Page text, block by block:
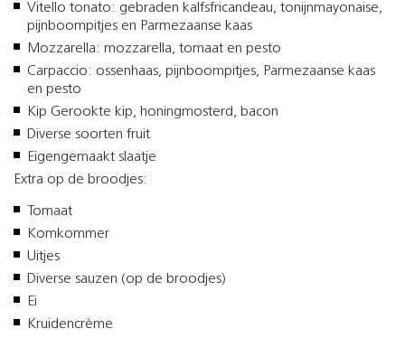
Vitello tonato: gebraden kalfsfricandeau, tonijnmayonaise,
pijnboompitjes en Parmezaanse kaas
Mozzarella: mozzarella, tomaat en pesto
Carpaccio: ossenhaas, pijnboompitjes, Parmezaanse kaas
en pesto
Kip Gerookte kip, honingmosterd, bacon
Diverse soorten fruit
Eigengemaakt slaatje
Extra op de broodjes:
Tomaat
Komkommer
Uitjes
Diverse sauzen (op de broodjes)
Ei
Kruidencrème